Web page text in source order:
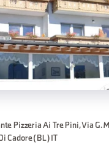
Pizzeria Ai Tre Pini, Via G.
Cadore (BL) IT